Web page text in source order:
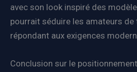
avec son look inspiré des
pourrait séduire les amateurs
répondant aux exigences
Conclusion sur le